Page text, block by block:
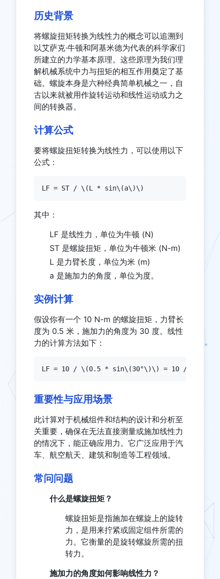
历史背景
将螺旋扭矩转换为线性力的概念可以追溯到
以艾萨克·牛顿和阿基米德为代表的科学家们
所建立的力学基本原理。这些原理为我们理
解机械系统中力与扭矩的相互作用奠定了基
础。螺旋本身是六种经典简单机械之一，自
古以来就被用作旋转运动和线性运动或力之
间的转换器。
计算公式
要将螺旋扭矩转换为线性力，可以使用以下
公式：
LF = ST / \(L * sin\(a\)\)
其中：
LF 是线性力，单位为牛顿 (N)
ST 是螺旋扭矩，单位为牛顿米 (N-m)
L 是力臂长度，单位为米 (m)
a 是施加力的角度，单位为度。
实例计算
假设你有一个 10 N-m 的螺旋扭矩，力臂长
度为 0.5 米，施加力的角度为 30 度。线性
力的计算方法如下：
LF = 10 / \(0.5 * sin\(30°\)\) = 10 / \(0.5 *
重要性与应用场景
此计算对于机械组件和结构的设计和分析至
关重要，确保在无法直接测量或施加线性力
的情况下，能正确应用力。它广泛应用于汽
车、航空航天、建筑和制造等工程领域。
常问问题
什么是螺旋扭矩？
螺旋扭矩是指施加在螺旋上的旋转
力，是用来拧紧或固定组件所需的
力。它衡量的是旋转螺旋所需的扭
转力。
施加力的角度如何影响线性力？